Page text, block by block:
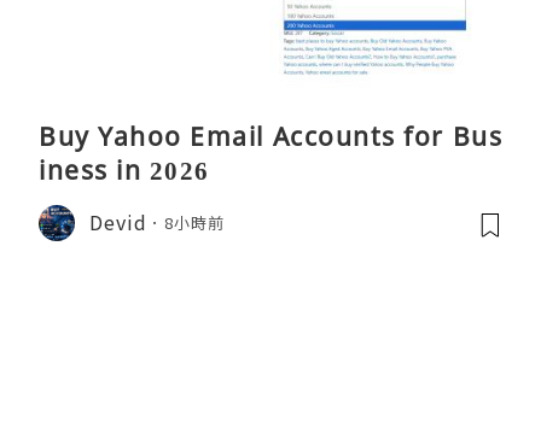
Buy Yahoo Email Accounts for Bus
iness in 2026
Devid 8小時前